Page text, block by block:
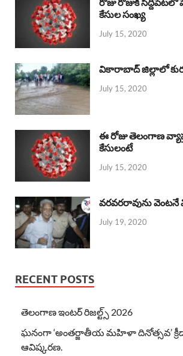
కేసుల సంఖ్య
July 15, 2020
వికారాబాద్ జిల్లాలో
July 15, 2020
ఈ రోజు తెలంగాణ
కేసులంటే
July 15, 2020
వరవరరావును
July 19, 2020
RECENT POSTS
తెలంగాణ ఇంటర్ రిజల్ట్స్ 2026
ఘనంగా ‘అంతర్జాతీయ మహిళా దినోత్సవ’
ఆవిష్కరణ.